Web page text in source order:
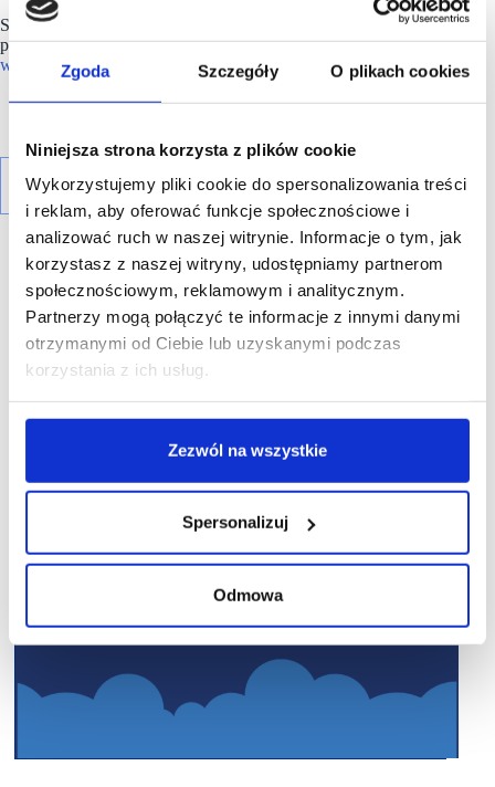
Zgoda Szczegóły O plikach cookies
Niniejsza strona korzysta z plików cookie
Wykorzystujemy pliki cookie do spersonalizowania treści
i reklam, aby oferować funkcje społecznościowe i
analizować ruch w naszej witrynie. Informacje o tym, jak
korzystasz z naszej witryny, udostępniamy partnerom
społecznościowym, reklamowym i analitycznym.
Partnerzy mogą połączyć te informacje z innymi danymi
otrzymanymi od Ciebie lub uzyskanymi podczas
korzystania z ich usług.
Zezwól na wszystkie
Spersonalizuj
Odmowa
Szczegółowe informacje dotyczące godzin otwarcia
poszczególnych sklepów są dostępne w placówkach, na stronie
www.biedronka.pl/sklepy
oraz w aplikacji mobilnej Biedronki.
R E K L A M A